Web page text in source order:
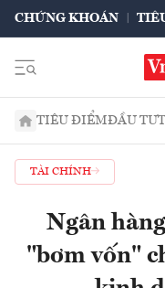
CHỨNG KHOÁN
TIÊU ĐIỂMĐẦU TƯ
TÀI CHÍNH
Ngân
"bơm vốn"